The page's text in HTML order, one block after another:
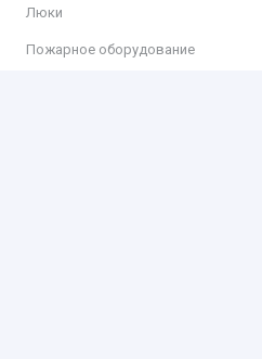
Люки
Пожарное оборудование